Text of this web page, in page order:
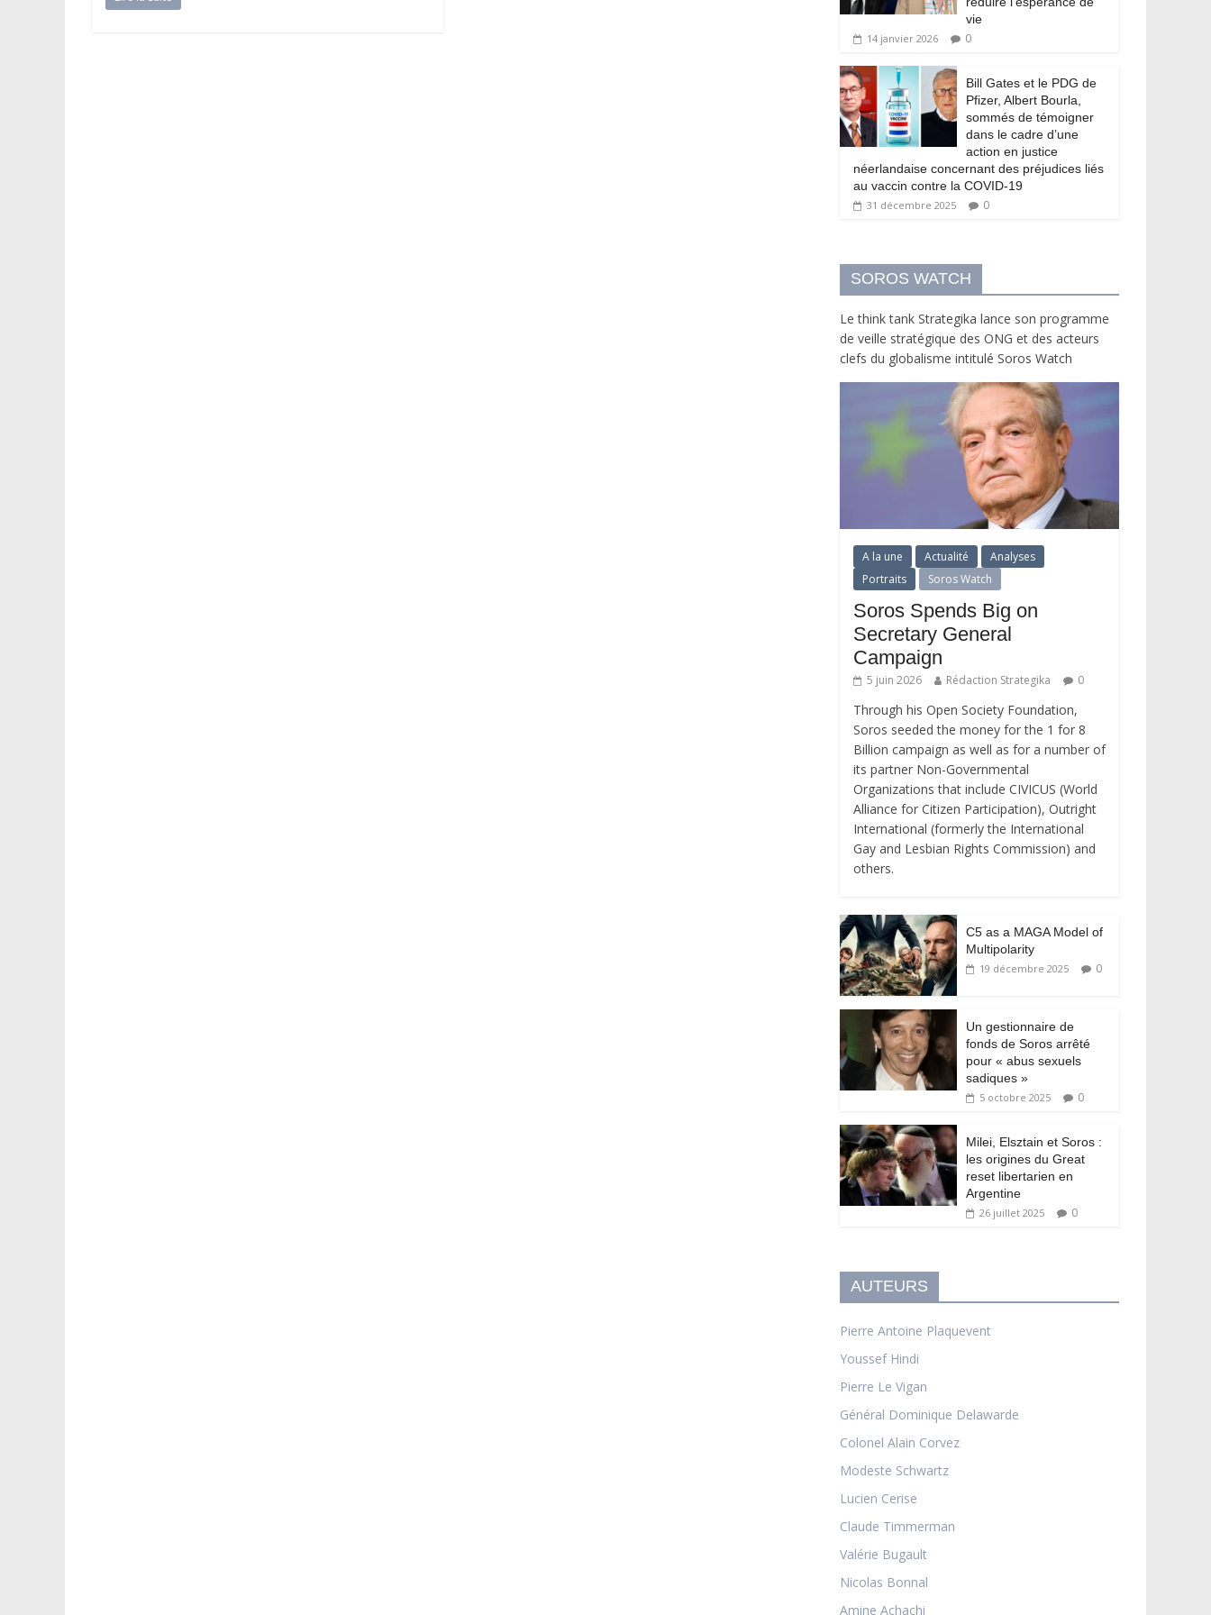
vie
14 janvier 2026 0
Bill Gates et le PDG de
Pfizer, Albert Bourla,
sommés de témoigner
dans le cadre d’une
action en justice
néerlandaise concernant des préjudices liés
au vaccin contre la COVID-19
31 décembre 2025 0
SOROS WATCH
Le think tank Strategika lance son programme
de veille stratégique des ONG et des acteurs
clefs du globalisme intitulé Soros Watch
A la une Actualité
Analyses
Portraits
Soros Watch
Soros Spends Big on
Secretary General
Campaign
5 juin 2026 Rédaction Strategika 0
Through his Open Society Foundation,
Soros seeded the money for the 1 for 8
Billion campaign as well as for a number of
its partner Non-Governmental
Organizations that include CIVICUS (World
Alliance for Citizen Participation), Outright
International (formerly the International
Gay and Lesbian Rights Commission) and
others.
C5 as a MAGA Model of
Multipolarity
19 décembre 2025 0
Un gestionnaire de
fonds de Soros arrêté
pour « abus sexuels
sadiques »
5 octobre 2025 0
Milei, Elsztain et Soros :
les origines du Great
reset libertarien en
Argentine
26 juillet 2025 0
AUTEURS
Pierre Antoine Plaquevent
Youssef Hindi
Pierre Le Vigan
Général Dominique Delawarde
Colonel Alain Corvez
Modeste Schwartz
Lucien Cerise
Claude Timmerman
Valérie Bugault
Nicolas Bonnal
Amine Achachi